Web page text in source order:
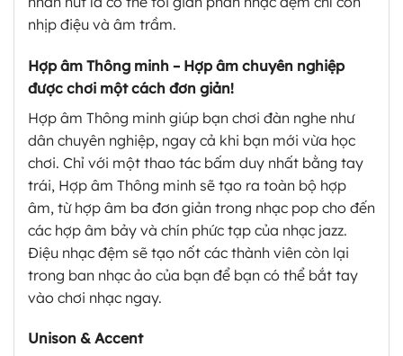
nhịp điệu và âm trầm.
Hợp âm Thông minh – Hợp âm chuyên nghiệp
được chơi một cách đơn giản!
Hợp âm Thông minh giúp bạn chơi đàn nghe như
dân chuyên nghiệp, ngay cả khi bạn mới vừa học
chơi. Chỉ với một thao tác bấm duy nhất bằng tay
trái, Hợp âm Thông minh sẽ tạo ra toàn bộ hợp
âm, từ hợp âm ba đơn giản trong nhạc pop cho đến
các hợp âm bảy và chín phức tạp của nhạc jazz.
Điệu nhạc đệm sẽ tạo nốt các thành viên còn lại
trong ban nhạc ảo của bạn để bạn có thể bắt tay
vào chơi nhạc ngay.
Unison & Accent